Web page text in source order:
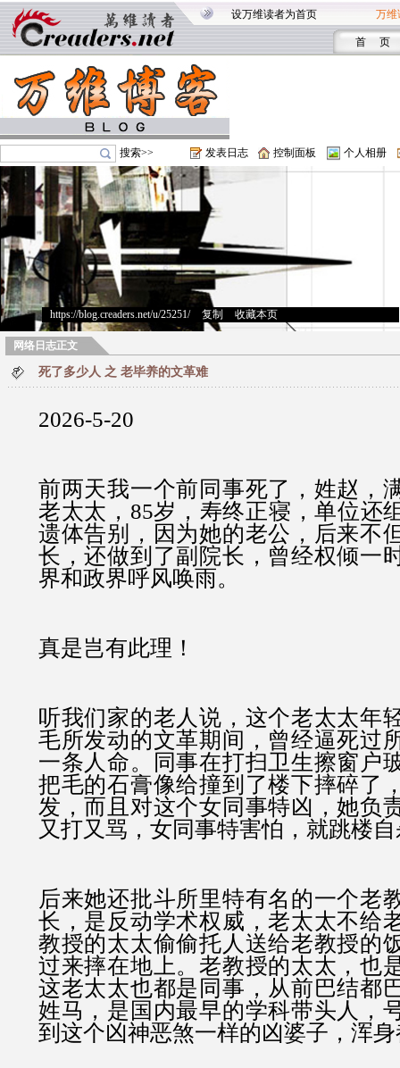
设万维读者为首页 万维
首 页
搜索>> 发表日志 控制面板 个人相册
https://blog.creaders.net/u/25251/> 复制 收藏本页
网络日志正文
死了多少人 之 老毕养的文革难
2026-5-20
前两天我一个前同事死了，姓赵，
老太太，85岁，寿终正寝，单位还
遗体告别，因为她的老公，后来不
长，还做到了副院长，曾经权倾一
界和政界呼风唤雨。
真是岂有此理！
听我们家的老人说，这个老太太年
毛所发动的文革期间，曾经逼死过
一条人命。同事在打扫卫生擦窗户
把毛的石膏像给撞到了楼下摔碎了
发，而且对这个女同事特凶，她负
又打又骂，女同事特害怕，就跳楼
后来她还批斗所里特有名的一个老
长，是反动学术权威，老太太不给
教授的太太偷偷托人送给老教授的
过来摔在地上。老教授的太太，也
这老太太也都是同事，从前巴结都
姓马，是国内最早的学科带头人，
到这个凶神恶煞一样的凶婆子，浑